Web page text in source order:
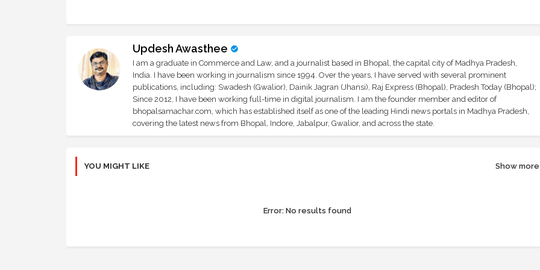
Updesh Awasthee
I am a graduate in Commerce and Law, and a journalist based in Bhopal, the capital city of Madhya Pradesh,
India. I have been working in journalism since 1994. Over the years, I have served with several prominent
publications, including: Swadesh (Gwalior), Dainik Jagran (Jhansi), Raj Express (Bhopal), Pradesh Today (Bhopal);
Since 2012, I have been working full-time in digital journalism. I am the founder member and editor of
bhopalsamachar.com, which has established itself as one of the leading Hindi news portals in Madhya Pradesh,
covering the latest news from Bhopal, Indore, Jabalpur, Gwalior, and across the state.
YOU MIGHT LIKE Show more
Error:No results found